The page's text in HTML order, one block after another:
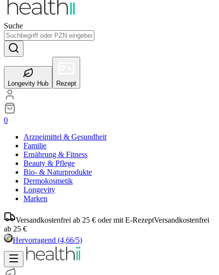
Suche
Longevity Hub Rezept
0
Arzneimittel & Gesundheit
Familie
Ernährung & Fitness
Beauty & Pflege
Bio- & Naturprodukte
Dermokosmetik
Longevity
Marken
Versandkostenfrei ab 25 € oder mit E-RezeptVersandkostenfrei
ab 25 €
Hervorragend (4,66/5)